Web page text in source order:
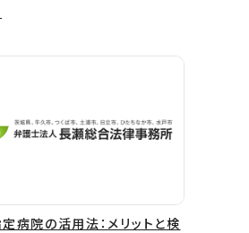
病院の活用法：メリットと検